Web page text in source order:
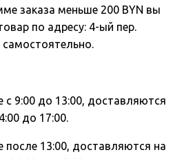
заказа меньше 200 BYN вы
по адресу: 4-ый пер.
с 9:00 до 13:00, доставляются
до 17:00.
после 13:00, доставляются на